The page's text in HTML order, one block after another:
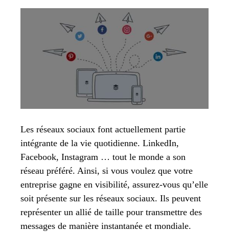
Les réseaux sociaux font actuellement partie
intégrante de la vie quotidienne. LinkedIn,
Facebook, Instagram … tout le monde a son
réseau préféré. Ainsi, si vous voulez que votre
entreprise gagne en visibilité, assurez-vous qu’elle
soit présente sur les réseaux sociaux. Ils peuvent
représenter un allié de taille pour transmettre des
messages de manière instantanée et mondiale.